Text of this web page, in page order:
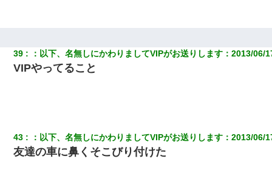
39 ： 以下、名無しにかわりましてVIPがお送りします ：2013/06/
VIPやってること
43 ： 以下、名無しにかわりましてVIPがお送りします ：2013/06/
友達の車に鼻くそこびり付けた